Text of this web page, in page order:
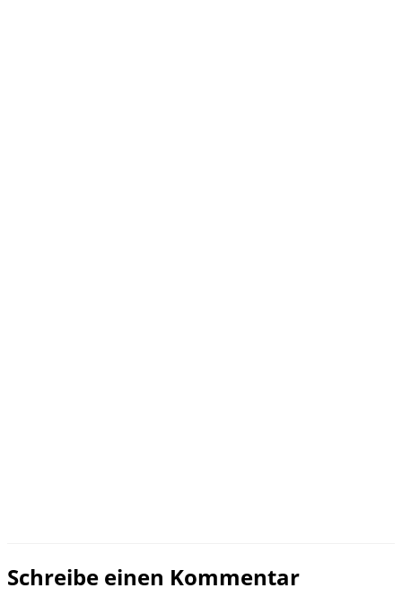
Schreibe einen Kommentar